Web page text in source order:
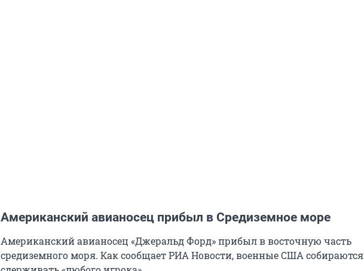
Американский авианосец прибыл в Средиземное море
Американский авианосец «Джеральд Форд» прибыл в восточную часть
средиземного моря. Как сообщает РИА Новости, военные США собираются